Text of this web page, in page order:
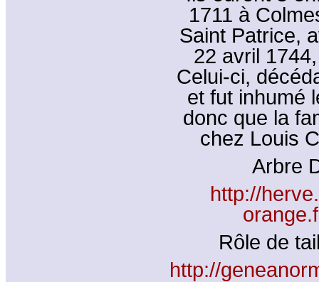
1711 à
Saint Patrice,
22 avril
Celui-ci,
et fut inhumé
donc que la
chez Louis
Arbre
http://
Rôle de
http://